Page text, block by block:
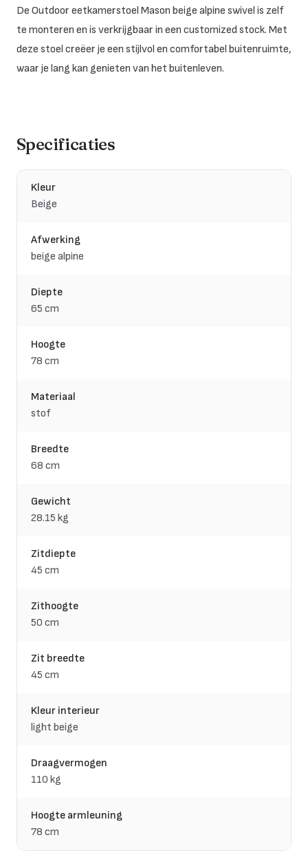
De Outdoor eetkamerstoel Mason beige alpine swivel is zelf
te monteren en is verkrijgbaar in een customized stock. Met
deze stoel creëer je een stijlvol en comfortabel buitenruimte,
waar je lang kan genieten van het buitenleven.
Specificaties
Kleur
Beige
Afwerking
beige alpine
Diepte
65 cm
Hoogte
78 cm
Materiaal
stof
Breedte
68 cm
Gewicht
28.15 kg
Zitdiepte
45 cm
Zithoogte
50 cm
Zit breedte
45 cm
Kleur interieur
light beige
Draagvermogen
110 kg
Hoogte armleuning
78 cm